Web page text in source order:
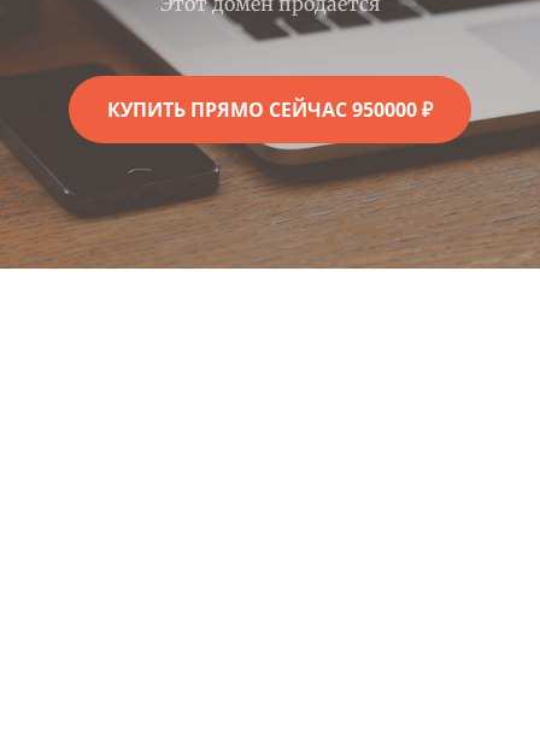
КУПИТЬ ПРЯМО СЕЙЧАС 950000 ₽